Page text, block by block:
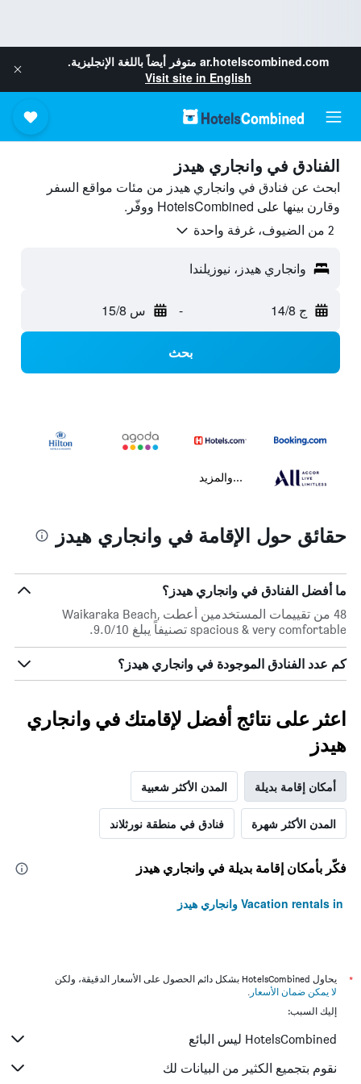
ar.hotelscombined.com متوفر أيضاً باللغة الإنجليزية.
Visit site in English
الفنادق في وانجاري هيدز
ابحث عن فنادق في وانجاري هيدز من مئات مواقع السفر
وقارن بينها على HotelsCombined ووفّر.
2 من الضيوف، غرفة واحدة
وانجاري هيدز، نيوزيلندا
ج 14/8 - س 15/8
بحث
...والمزيد
حقائق حول الإقامة في وانجاري هيدز
ما أفضل الفنادق في وانجاري هيدز؟
48 من تقييمات المستخدمين أعطت Waikaraka Beach,
spacious & very comfortable تصنيفاً يبلغ 9.0/10.
كم عدد الفنادق الموجودة في وانجاري هيدز؟
اعثر على نتائج أفضل لإقامتك في وانجاري
هيدز
أمكان إقامة بديلة المدن الأكثر شعبية
المدن الأكثر شهرة فنادق في منطقة نورثلاند
فكّر بأمكان إقامة بديلة في وانجاري هيدز
Vacation rentals in وانجاري هيدز
*
يحاول HotelsCombined بشكل دائم الحصول على الأسعار الدقيقة، ولكن
لا يمكن ضمان الأسعار .
إليك السبب:
HotelsCombined ليس البائع
نقوم بتجميع الكثير من البيانات لك